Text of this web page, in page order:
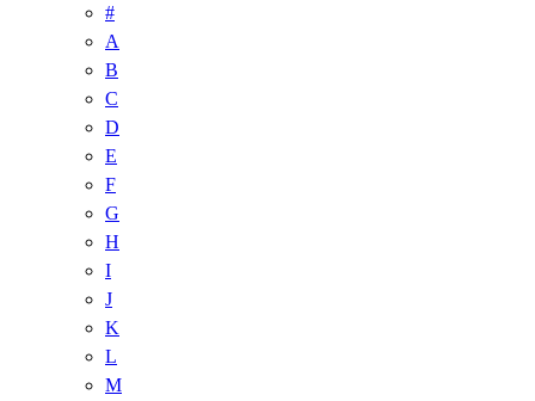
#
A
B
C
D
E
F
G
H
I
J
K
L
M